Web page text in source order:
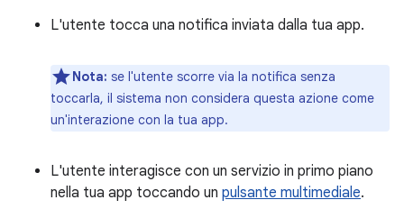
L'utente tocca una notifica inviata dalla tua app.
Nota: se l'utente scorre via la notifica senza
toccarla, il sistema non considera questa azione come
un'interazione con la tua app.
L'utente interagisce con un servizio in primo piano
nella tua app toccando un pulsante multimediale.